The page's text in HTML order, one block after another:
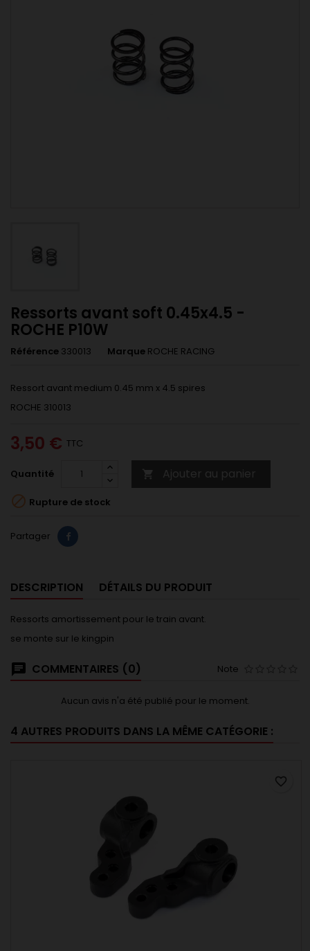
Ressorts avant soft 0.45x4.5 -
ROCHE P10W
Référence 330013 Marque ROCHE RACING
Ressort avant medium 0.45 mm x 4.5 spires
ROCHE 310013
3,50 € TTC
Quantité  Ajouter au panier
 Rupture de stock
Partager
DESCRIPTION DÉTAILS DU PRODUIT
Ressorts amortissement pour le train avant.
se monte sur le kingpin
COMMENTAIRES (0) Note
Aucun avis n'a été publié pour le moment.
4 AUTRES PRODUITS DANS LA MÊME CATÉGORIE :
favorite_border